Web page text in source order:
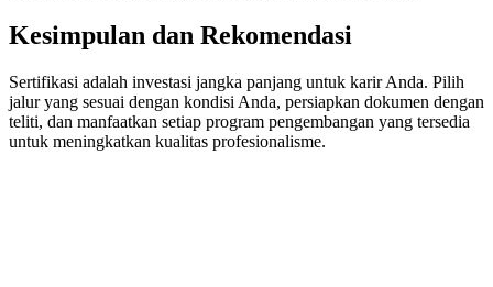
Kesimpulan dan Rekomendasi
Sertifikasi adalah investasi jangka panjang untuk karir Anda. Pilih
jalur yang sesuai dengan kondisi Anda, persiapkan dokumen dengan
teliti, dan manfaatkan setiap program pengembangan yang tersedia
untuk meningkatkan kualitas profesionalisme.